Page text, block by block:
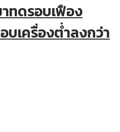
ทดรอบเฟือง
บเครื่องต่ำลงกว่า